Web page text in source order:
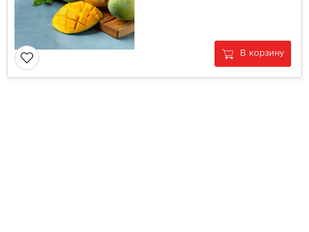
В корзину